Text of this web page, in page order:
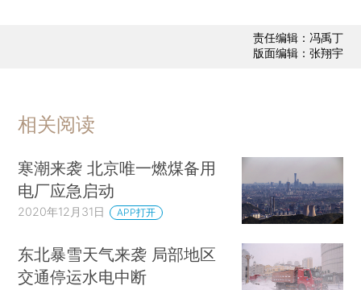
责任编辑：冯禹丁
版面编辑：张翔宇
相关阅读
寒潮来袭 北京唯一燃煤备用
电厂应急启动
2020年12月31日 APP打开
东北暴雪天气来袭 局部地区
交通停运水电中断